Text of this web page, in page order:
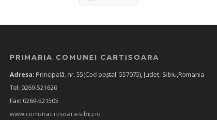
PRIMARIA COMUNEI CARTISOARA
Adresa: Principală, nr. 55(Cod poștal: 557075), Județ: Sibiu,Romania
Tel: 0269-521620
Fax: 0269-521505
www.comunacirtisoara-sibiu.ro